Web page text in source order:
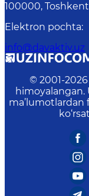
100000,
Elektron pochta:
info@davaktiv.uz
© 2001-2026
himoyalangan.
ma’lumotlardan